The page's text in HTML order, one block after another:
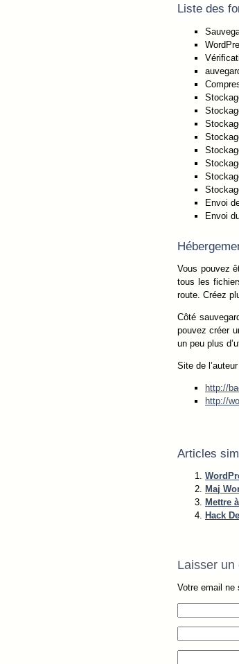
Liste des
Envoi
Envoi
Vous pouvez
tous les
route. Créez
Côté
pouvez créer
un peu plus
Site de
http://
http://
Articles
Maj
Mettre
Hack
Laisser un
Votre email ne